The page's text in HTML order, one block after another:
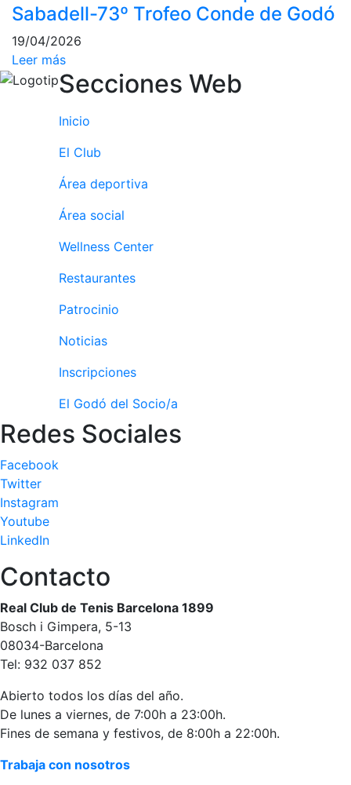
Publicidad en
la Revista
Ventajas
¿Quieres ser
Patrocinador
del Club?
Sabadell-73º Trofeo Conde de Godó
19/04/2026
Leer más
Secciones Web
Inicio
El Club
Área deportiva
Área social
Wellness Center
Restaurantes
Patrocinio
Noticias
Inscripciones
El Godó del Socio/a
Redes Sociales
Facebook
Twitter
Instagram
Youtube
LinkedIn
Contacto
Real Club de Tenis Barcelona 1899
Bosch i Gimpera, 5-13
08034-Barcelona
Tel: 932 037 852
Abierto todos los días del año.
De lunes a viernes, de 7:00h a 23:00h.
Fines de semana y festivos, de 8:00h a 22:00h.
Trabaja con nosotros